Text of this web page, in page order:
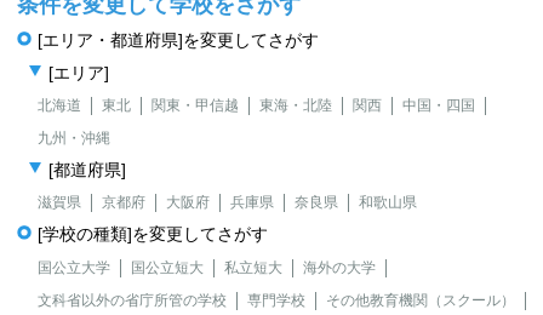
[エリア・都道府県]を変更してさがす
[エリア]
北海道 東北 関東・甲信越 東海・北陸 関西
中国・四国
九州・沖縄
[都道府県]
滋賀県 京都府 大阪府 兵庫県 奈良県 和歌山県
[学校の種類]を変更してさがす
国公立大学 国公立短大 私立短大
海外の大学
文科省以外の省庁所管の学校
専門学校
その他教育機関（スクール）